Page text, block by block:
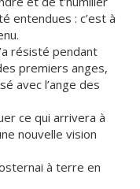
entendues : c’est à
résisté pendant
premiers anges,
avec l’ange des
ce qui arrivera à
nouvelle vision
à terre en